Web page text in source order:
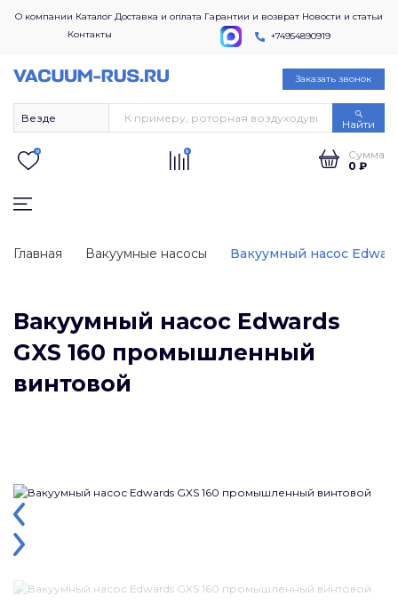
О компании Каталог Доставка и оплата Гарантии и возврат Новости и статьи
Контакты
+74954890919
Заказать звонок
Найти
0 0
Сумма
0 ₽
Главная Вакуумные насосы Вакуумный насос
Вакуумный насос Edwards
GXS 160 промышленный
винтовой